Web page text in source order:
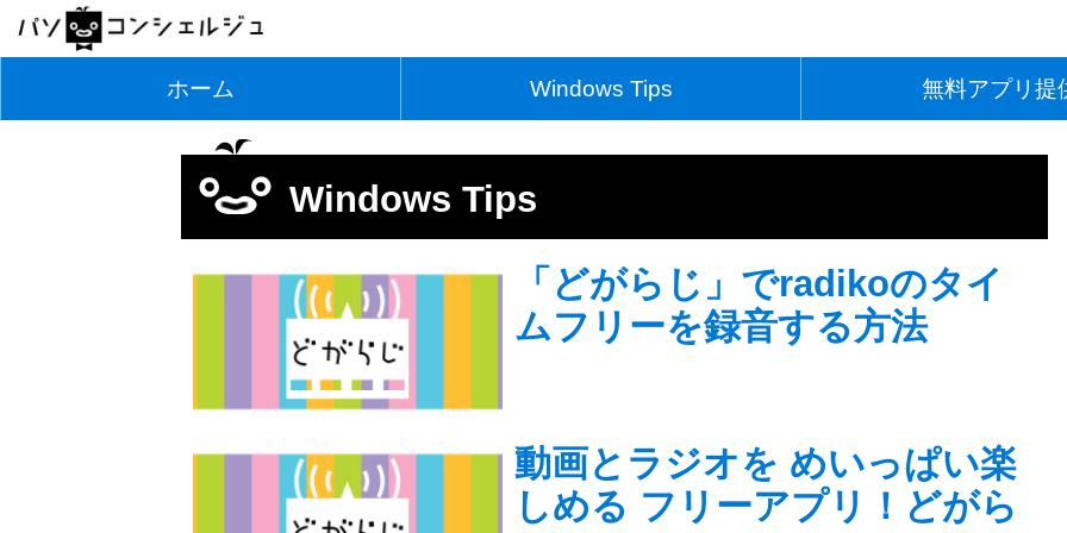
ホーム Windows Tips 無料アプリ提
Windows Tips
「どがらじ」でradikoのタイ
ムフリーを録音する方法
動画とラジオを めいっぱい楽
しめる フリーアプリ！どがら